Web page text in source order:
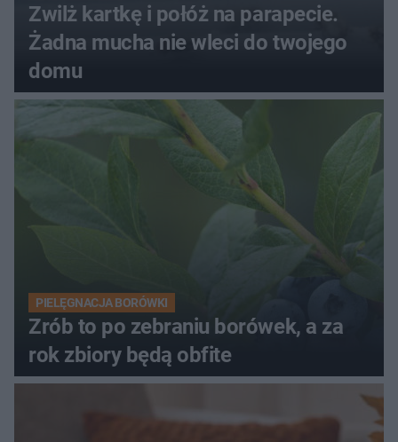
Zwilż kartkę i połóż na parapecie.
Żadna mucha nie wleci do twojego
domu
PIELĘGNACJA BORÓWKI
Zrób to po zebraniu borówek, a za
rok zbiory będą obfite